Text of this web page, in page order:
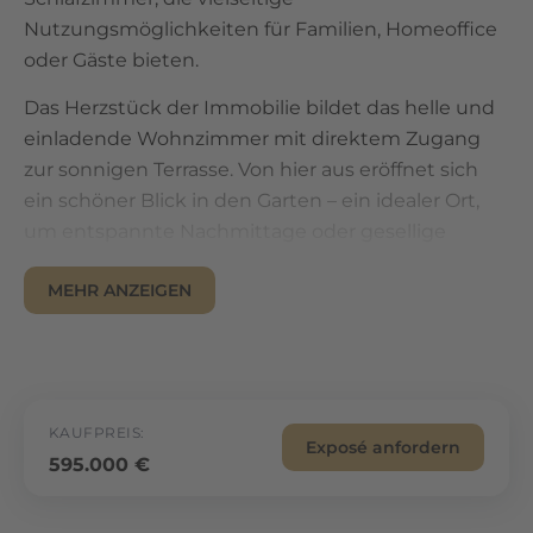
Nutzungsmöglichkeiten für Familien, Homeoffice
oder Gäste bieten.
Das Herzstück der Immobilie bildet das helle und
einladende Wohnzimmer mit direktem Zugang
zur sonnigen Terrasse. Von hier aus eröffnet sich
ein schöner Blick in den Garten – ein idealer Ort,
Abende zu verbringen. Für zusätzlichen Komfort
sorgt eine elektrische Markise, die an warmen
Die funktionale Einbauküche befindet sich in
unmittelbarer Nähe zum Wohnbereich und bietet
MEHR ANZEIGEN
KAUFPREIS:
595.000 €
Exposé anfordern